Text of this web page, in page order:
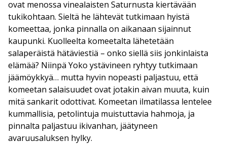
ovat menossa vinealaisten Saturnusta kiertävään
tukikohtaan. Sieltä he lähtevät tutkimaan hyistä
komeettaa, jonka pinnalla on aikanaan sijainnut
kaupunki. Kuolleelta komeetalta lähetetään
salaperäistä hätäviestiä – onko siellä siis jonkinlaista
elämää? Niinpä Yoko ystävineen ryhtyy tutkimaan
jäämöykkyä… mutta hyvin nopeasti paljastuu, että
komeetan salaisuudet ovat jotakin aivan muuta, kuin
mitä sankarit odottivat. Komeetan ilmatilassa lentelee
kummallisia, petolintuja muistuttavia hahmoja, ja
pinnalta paljastuu ikivanhan, jäätyneen
avaruusaluksen hylky.